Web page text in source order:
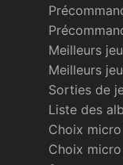
Meilleurs
Meilleurs
Sorties de
Liste des
Choix
Choix